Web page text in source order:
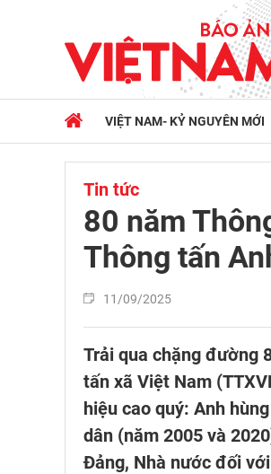
VIỆT NAM- KỶ NGUYÊN MỚI
Tin tức
80 năm
Thông tấn
11/09/2025
Trải qua chặng đường
tấn xã Việt Nam
hiệu cao quý: Anh
dân (năm 2005 và
Đảng, Nhà nước đối